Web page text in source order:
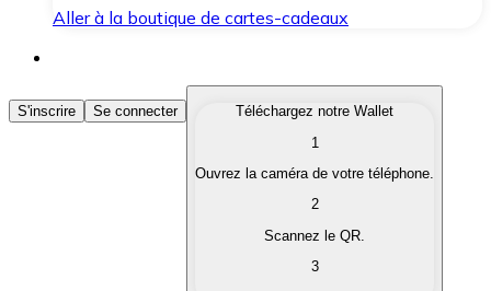
Aller à la boutique de cartes-cadeaux
Acheter des Cryptomonnaies
Achetez les cryptomonnaies qui vous intéressent
Convertissez vos cryptomonnaies en monnaie
S'inscrire Se connecter
Téléchargez notre Wallet
1
Ouvrez la caméra de votre téléphone.
2
Scannez le QR.
3